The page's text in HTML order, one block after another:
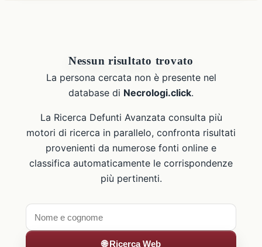
Nessun risultato trovato
La persona cercata non è presente nel
database di Necrologi.click.
La Ricerca Defunti Avanzata consulta più
motori di ricerca in parallelo, confronta risultati
provenienti da numerose fonti online e
classifica automaticamente le corrispondenze
più pertinenti.
🌐 Ricerca Web